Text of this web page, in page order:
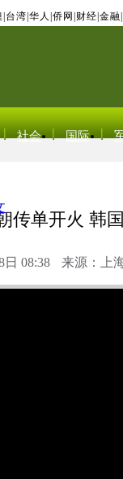
台湾 华人 侨网 财经 金融
社会 国际
传单开火 韩
日 08:38 来源：上